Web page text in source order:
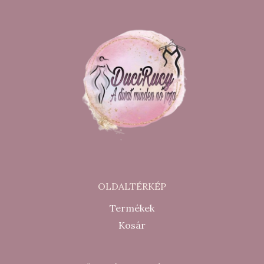
OLDALTÉRKÉP
Termékek
Kosár